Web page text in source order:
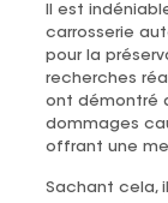
Il est
carrosserie
pour la
recherches
ont démontré
dommages
offrant une
Sachant cela,